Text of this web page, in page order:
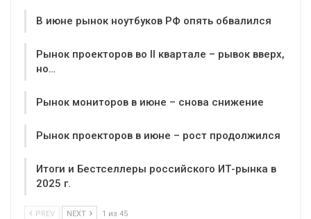
В июне рынок ноутбуков РФ опять обвалился
Рынок проекторов во II квартале – рывок вверх,
но…
Рынок мониторов в июне – снова снижение
Рынок проекторов в июне – рост продолжился
Итоги и Бестселлеры российского ИТ-рынка в
2025 г.
PREV NEXT 1 из 45